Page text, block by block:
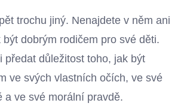
trochu jiný. Nenajdete v něm ani
být dobrým rodičem pro své děti.
předat důležitost toho, jak být
ve svých vlastních očích, ve své
a ve své morální pravdě.